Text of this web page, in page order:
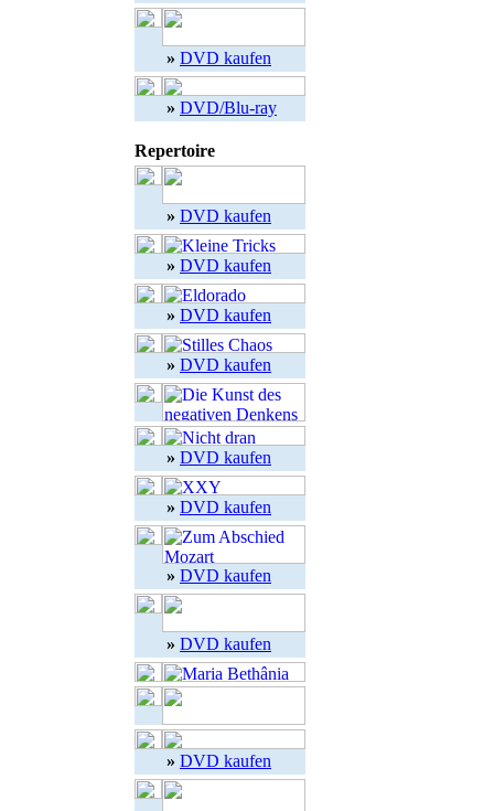
» DVD kaufen
» DVD/Blu-ray
Repertoire
» DVD kaufen
» DVD kaufen
» DVD kaufen
» DVD kaufen
» DVD kaufen
» DVD kaufen
» DVD kaufen
» DVD kaufen
» DVD kaufen